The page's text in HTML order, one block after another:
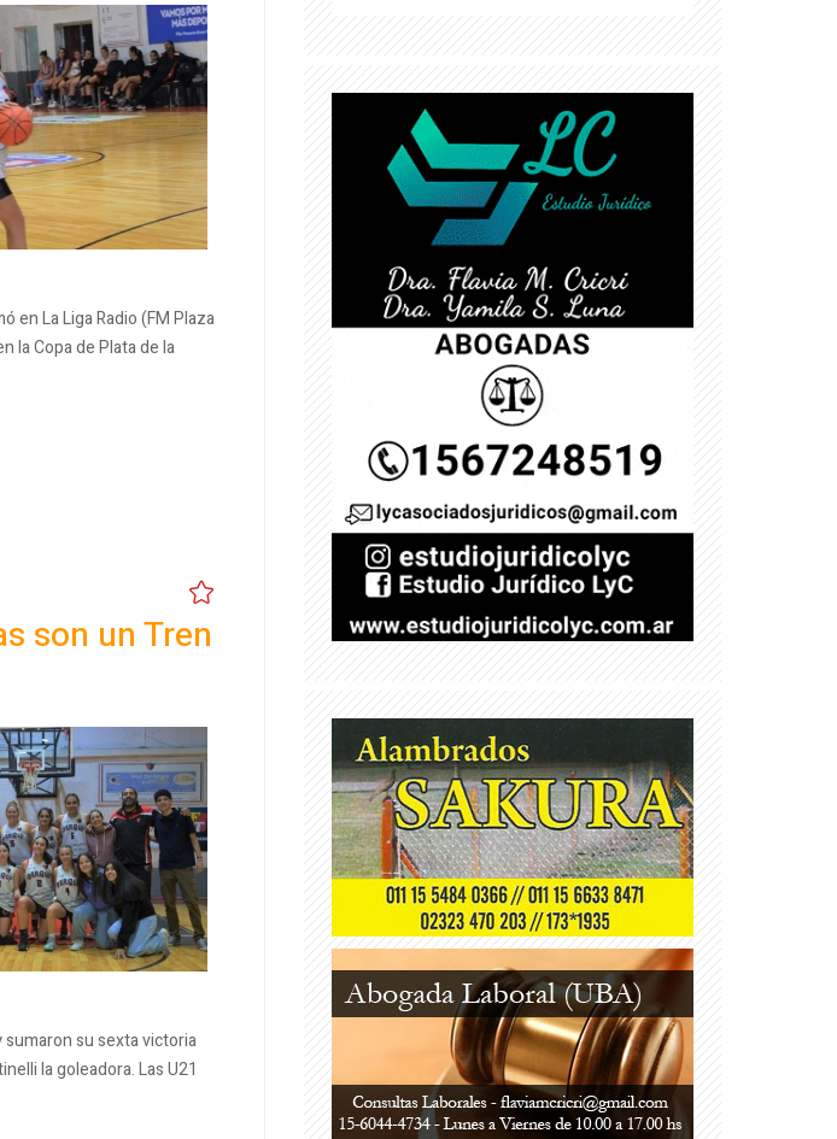
en La Liga Radio (FM Plaza
la Copa de Plata de la
son un Tren
su sexta victoria
la goleadora. Las U21